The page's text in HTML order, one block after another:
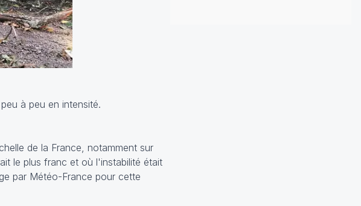
à peu en intensité.
de la France, notamment sur
le plus franc et où l'instabilité était
par Météo-France pour cette